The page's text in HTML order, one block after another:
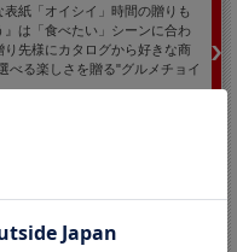
紙「オイシイ」時間の贈りも
は「食べたい」シーンに合わ
先様にカタログから好きな商
べる楽しさを贈る"グルメチョイ